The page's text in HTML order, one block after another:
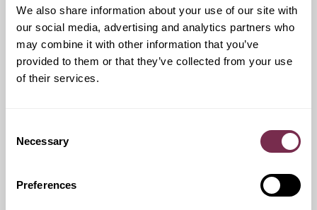
We also share information about your use of our site with
our social media, advertising and analytics partners who
may combine it with other information that you’ve
provided to them or that they’ve collected from your use
of their services.
Selection
Necessary
Preferences
Pneumatici invernali
Durante i mesi invernali potrai equipaggiare la tua vettura
anche con pneumatici termici.
I nostri esperti ti forniranno una valutazione gratuita della